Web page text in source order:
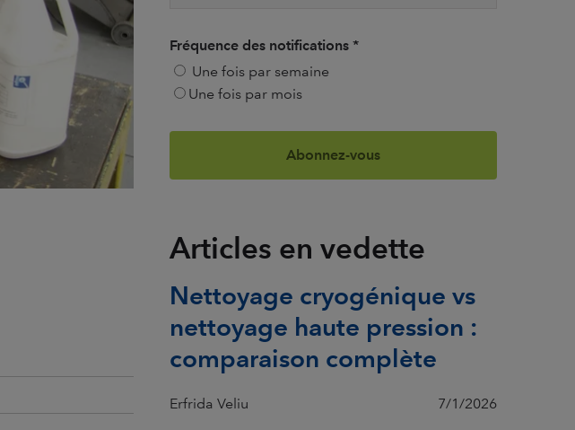
Fréquence des notifications *
Une fois par semaine
Une fois par mois
Articles en vedette
Nettoyage cryogénique vs
nettoyage haute pression :
comparaison complète
Erfrida Veliu 7/1/2026